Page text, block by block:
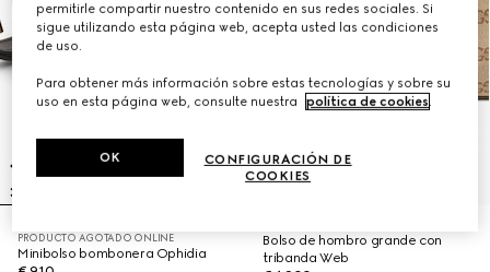
PRODUCTO AGOTADO ONLINE
Minibolso bombonera Ophidia
Bolso de hombro grande con
tribanda Web
permitirle compartir nuestro contenido en sus redes sociales. Si
sigue utilizando esta página web, acepta usted las condiciones
de uso.
Para obtener más información sobre estas tecnologías y sobre su
uso en esta página web, consulte nuestra
política de cookies.
CONFIGURACIÓN DE
COOKIES
OK